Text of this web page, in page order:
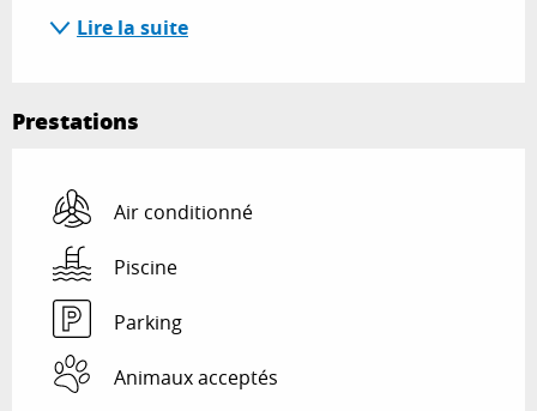
Lire la suite
Prestations
Air conditionné
Piscine
Parking
Animaux acceptés